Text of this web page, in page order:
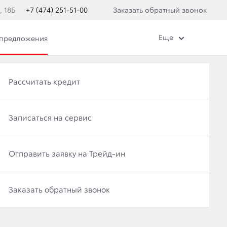
18Б +7 (474) 251-51-00 Заказать обратный звонок
Получить консультацию по кредиту
Отправить заявку на Трейд-ин
Записаться на сервис
Заказать обратный звонок
Рассчитать кредит
Записаться на сервис
Отправить заявку на Трейд-ин
Заказать обратный звонок
Еще